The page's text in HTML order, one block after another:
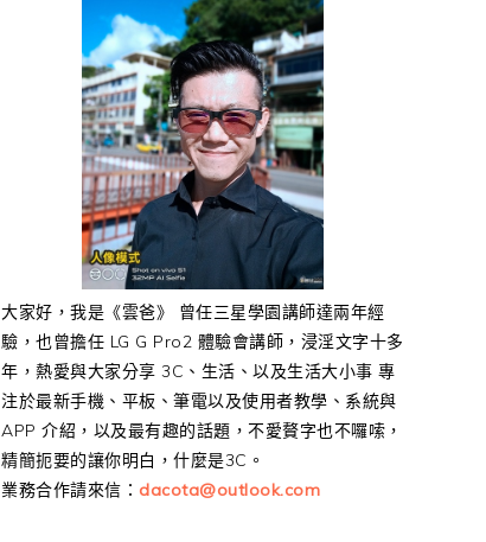
大家好，我是《雲爸》 曾任三星學園講師達兩年經
驗，也曾擔任 LG G Pro2 體驗會講師，浸淫文字十多
年，熱愛與大家分享 3C、生活、以及生活大小事 專
注於最新手機、平板、筆電以及使用者教學、系統與
APP 介紹，以及最有趣的話題，不愛贅字也不囉嗦，
精簡扼要的讓你明白，什麼是3C。
業務合作請來信： dacota@outlook.com